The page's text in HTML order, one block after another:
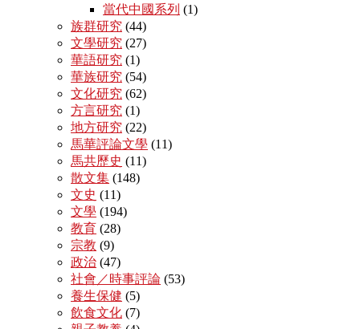
當代中國系列 (1)
族群研究 (44)
文學研究 (27)
華語研究 (1)
華族研究 (54)
文化研究 (62)
方言研究 (1)
地方研究 (22)
馬華評論文學 (11)
馬共歷史 (11)
散文集 (148)
文史 (11)
文學 (194)
教育 (28)
宗教 (9)
政治 (47)
社會／時事評論 (53)
養生保健 (5)
飲食文化 (7)